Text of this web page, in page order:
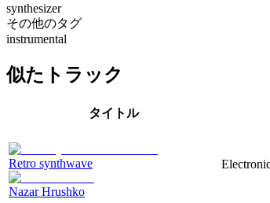
synthesizer
その他のタグ
instrumental
似たトラック
タイトル
Retro synthwave
Nazar Hrushko